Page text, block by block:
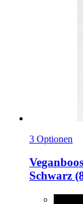
3 Optionen
Schwarz